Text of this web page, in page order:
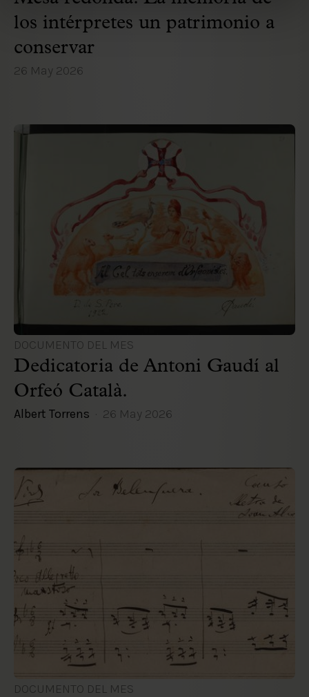
los intérpretes un patrimonio a
conservar
26 May 2026
DOCUMENTO DEL MES
Dedicatoria de Antoni Gaudí al
Orfeó Català.
Albert Torrens 26 May 2026
DOCUMENTO DEL MES